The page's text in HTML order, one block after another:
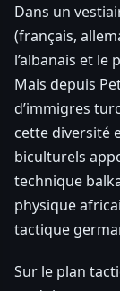
Dans un
(français,
l’albanais et le
Mais depuis
d’immigres
cette diversité
biculturels
technique
physique
tactique
Sur le plan